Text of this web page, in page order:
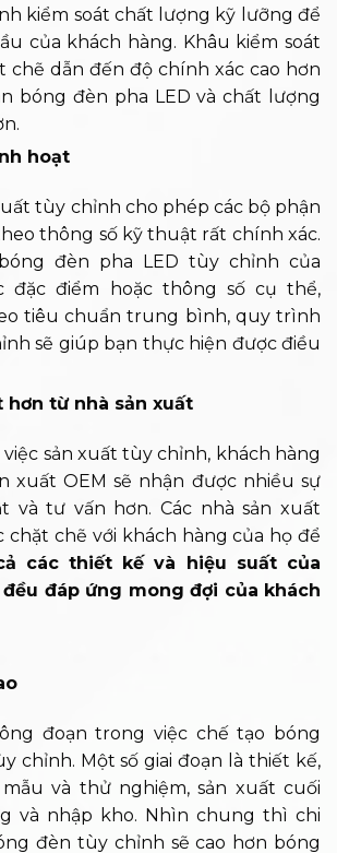
kiểm soát chất lượng kỹ lưỡng để
của khách hàng. Khâu kiểm soát
chẽ dẫn đến độ chính xác cao hơn
bóng đèn pha LED và chất lượng
hoạt
tùy chỉnh cho phép các bộ phận
thông số kỹ thuật rất chính xác.
đèn pha LED tùy chỉnh của
đặc điểm hoặc thông số cụ thể,
tiêu chuẩn trung bình, quy trình
sẽ giúp bạn thực hiện được điều
hơn từ nhà sản xuất
sản xuất tùy chỉnh, khách hàng
xuất OEM sẽ nhận được nhiều sự
và tư vấn hơn. Các nhà sản xuất
chặt chẽ với khách hàng của họ để
các thiết kế và hiệu suất của
đều đáp ứng mong đợi của khách
đoạn trong việc chế tạo bóng
chỉnh. Một số giai đoạn là thiết kế,
và thử nghiệm, sản xuất cuối
và nhập kho. Nhìn chung thì chi
đèn tùy chỉnh sẽ cao hơn bóng